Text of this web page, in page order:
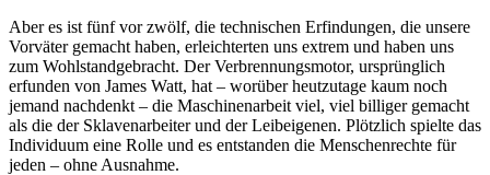
Aber es ist fünf vor zwölf, die technischen Erfindungen, die unsere
Vorväter gemacht haben, erleichterten uns extrem und haben uns
zum Wohlstandgebracht. Der Verbrennungsmotor, ursprünglich
erfunden von James Watt, hat – worüber heutzutage kaum noch
jemand nachdenkt – die Maschinenarbeit viel, viel billiger gemacht
als die der Sklavenarbeiter und der Leibeigenen. Plötzlich spielte das
Individuum eine Rolle und es entstanden die Menschenrechte für
jeden – ohne Ausnahme.